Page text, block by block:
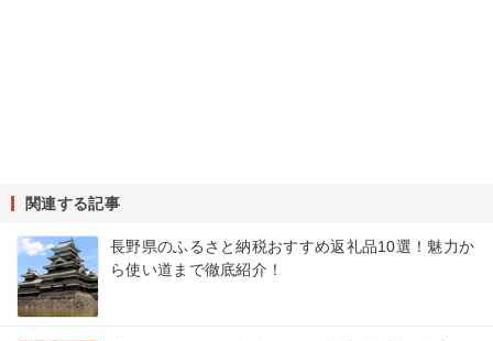
関連する記事
長野県のふるさと納税おすすめ返礼品10選！魅力か
ら使い道まで徹底紹介！